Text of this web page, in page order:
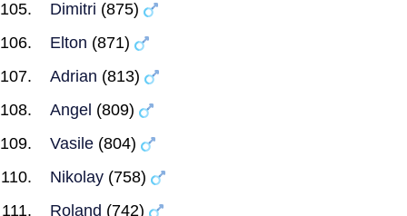
Dimitri (875)
Elton (871)
Adrian (813)
Angel (809)
Vasile (804)
Nikolay (758)
Roland (742)